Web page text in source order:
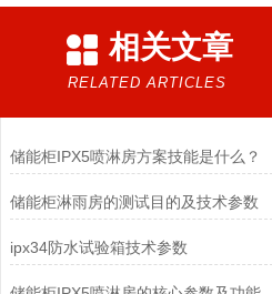
相关文章
RELATED ARTICLES
储能柜IPX5喷淋房方案技能是什么？
储能柜淋雨房的测试目的及技术参数
ipx34防水试验箱技术参数